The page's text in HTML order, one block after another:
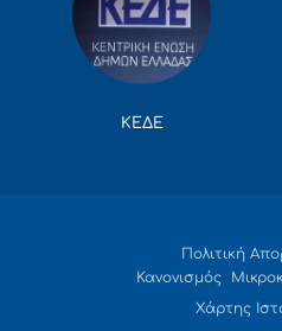
ΚΕΔΕ
Πολιτική
Κανονισμός
Χάρτης